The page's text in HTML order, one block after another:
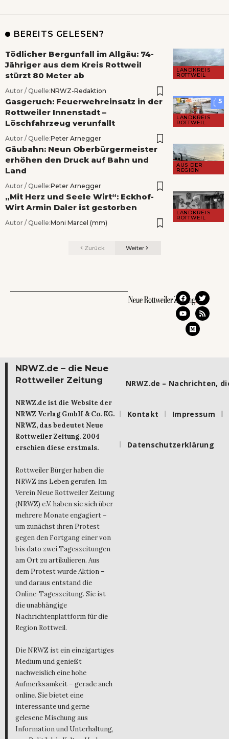
BEREITS GELESEN?
LANDKREIS
ROTTWEIL
Tödlicher Bergunfall im Allgäu: 74-
Jähriger aus dem Kreis Rottweil
stürzt 80 Meter ab
Autor / Quelle:NRWZ-Redaktion
5
LANDKREIS
ROTTWEIL
Gasgeruch: Feuerwehreinsatz in der
Rottweiler Innenstadt –
Löschfahrzeug verunfallt
Autor / Quelle:Peter Arnegger
AUS DER
REGION
Gäubahn: Neun Oberbürgermeister
erhöhen den Druck auf Bahn und
Land
Autor / Quelle:Peter Arnegger
LANDKREIS
ROTTWEIL
„Mit Herz und Seele Wirt“: Eckhof-
Wirt Armin Daler ist gestorben
Autor / Quelle:Moni Marcel (mm)
Zurück Weiter
NRWZ.de – die Neue
Rottweiler Zeitung
NRWZ.de ist die Website der
NRWZ Verlag GmbH & Co. KG.
NRWZ, das bedeutet Neue
Rottweiler Zeitung. 2004
erschien diese erstmals.
Rottweiler Bürger haben die
NRWZ ins Leben gerufen. Im
Verein Neue Rottweiler Zeitung
(NRWZ) e.V. haben sie sich über
mehrere Monate engagiert –
um zunächst ihren Protest
gegen den Fortgang einer von
bis dato zwei Tageszeitungen
am Ort zu artikulieren. Aus
dem Protest wurde Aktion –
und daraus entstand die
Online-Tageszeitung. Sie ist
die unabhängige
Nachrichtenplattform für die
Region Rottweil.
Die NRWZ ist ein einzigartiges
Medium und genießt
nachweislich eine hohe
Aufmerksamkeit – gerade auch
online. Sie bietet eine
interessante und gerne
gelesene Mischung aus
Information und Unterhaltung,
NRWZ.de – Nachrichten,
Kontakt Impressum
Datenschutzerklärung